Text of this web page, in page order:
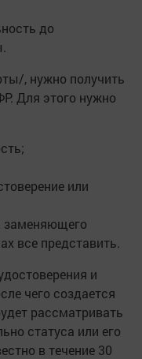
до
, нужно получить
Для этого нужно
или
заменяющего
все представить.
и
чего создается
рассматривать
статуса или его
в течение 30